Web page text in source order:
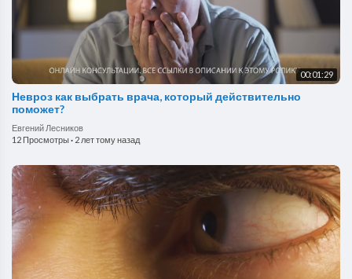
00:01:29
Невроз как выбрать врача, который действительно
поможет?
Евгений Лесников
12 Просмотры· 2 лет тому назад